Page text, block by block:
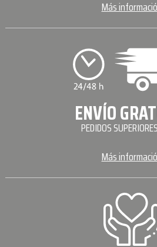
Más
ENVÍO
PEDIDOS
Más